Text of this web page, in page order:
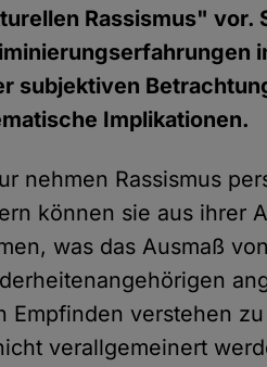
Rassismus" vor.
subjektiven
Implikationen.
nehmen Rassismus
können sie aus ihrer
was das Ausmaß
Empfinden verstehen
verallgemeinert